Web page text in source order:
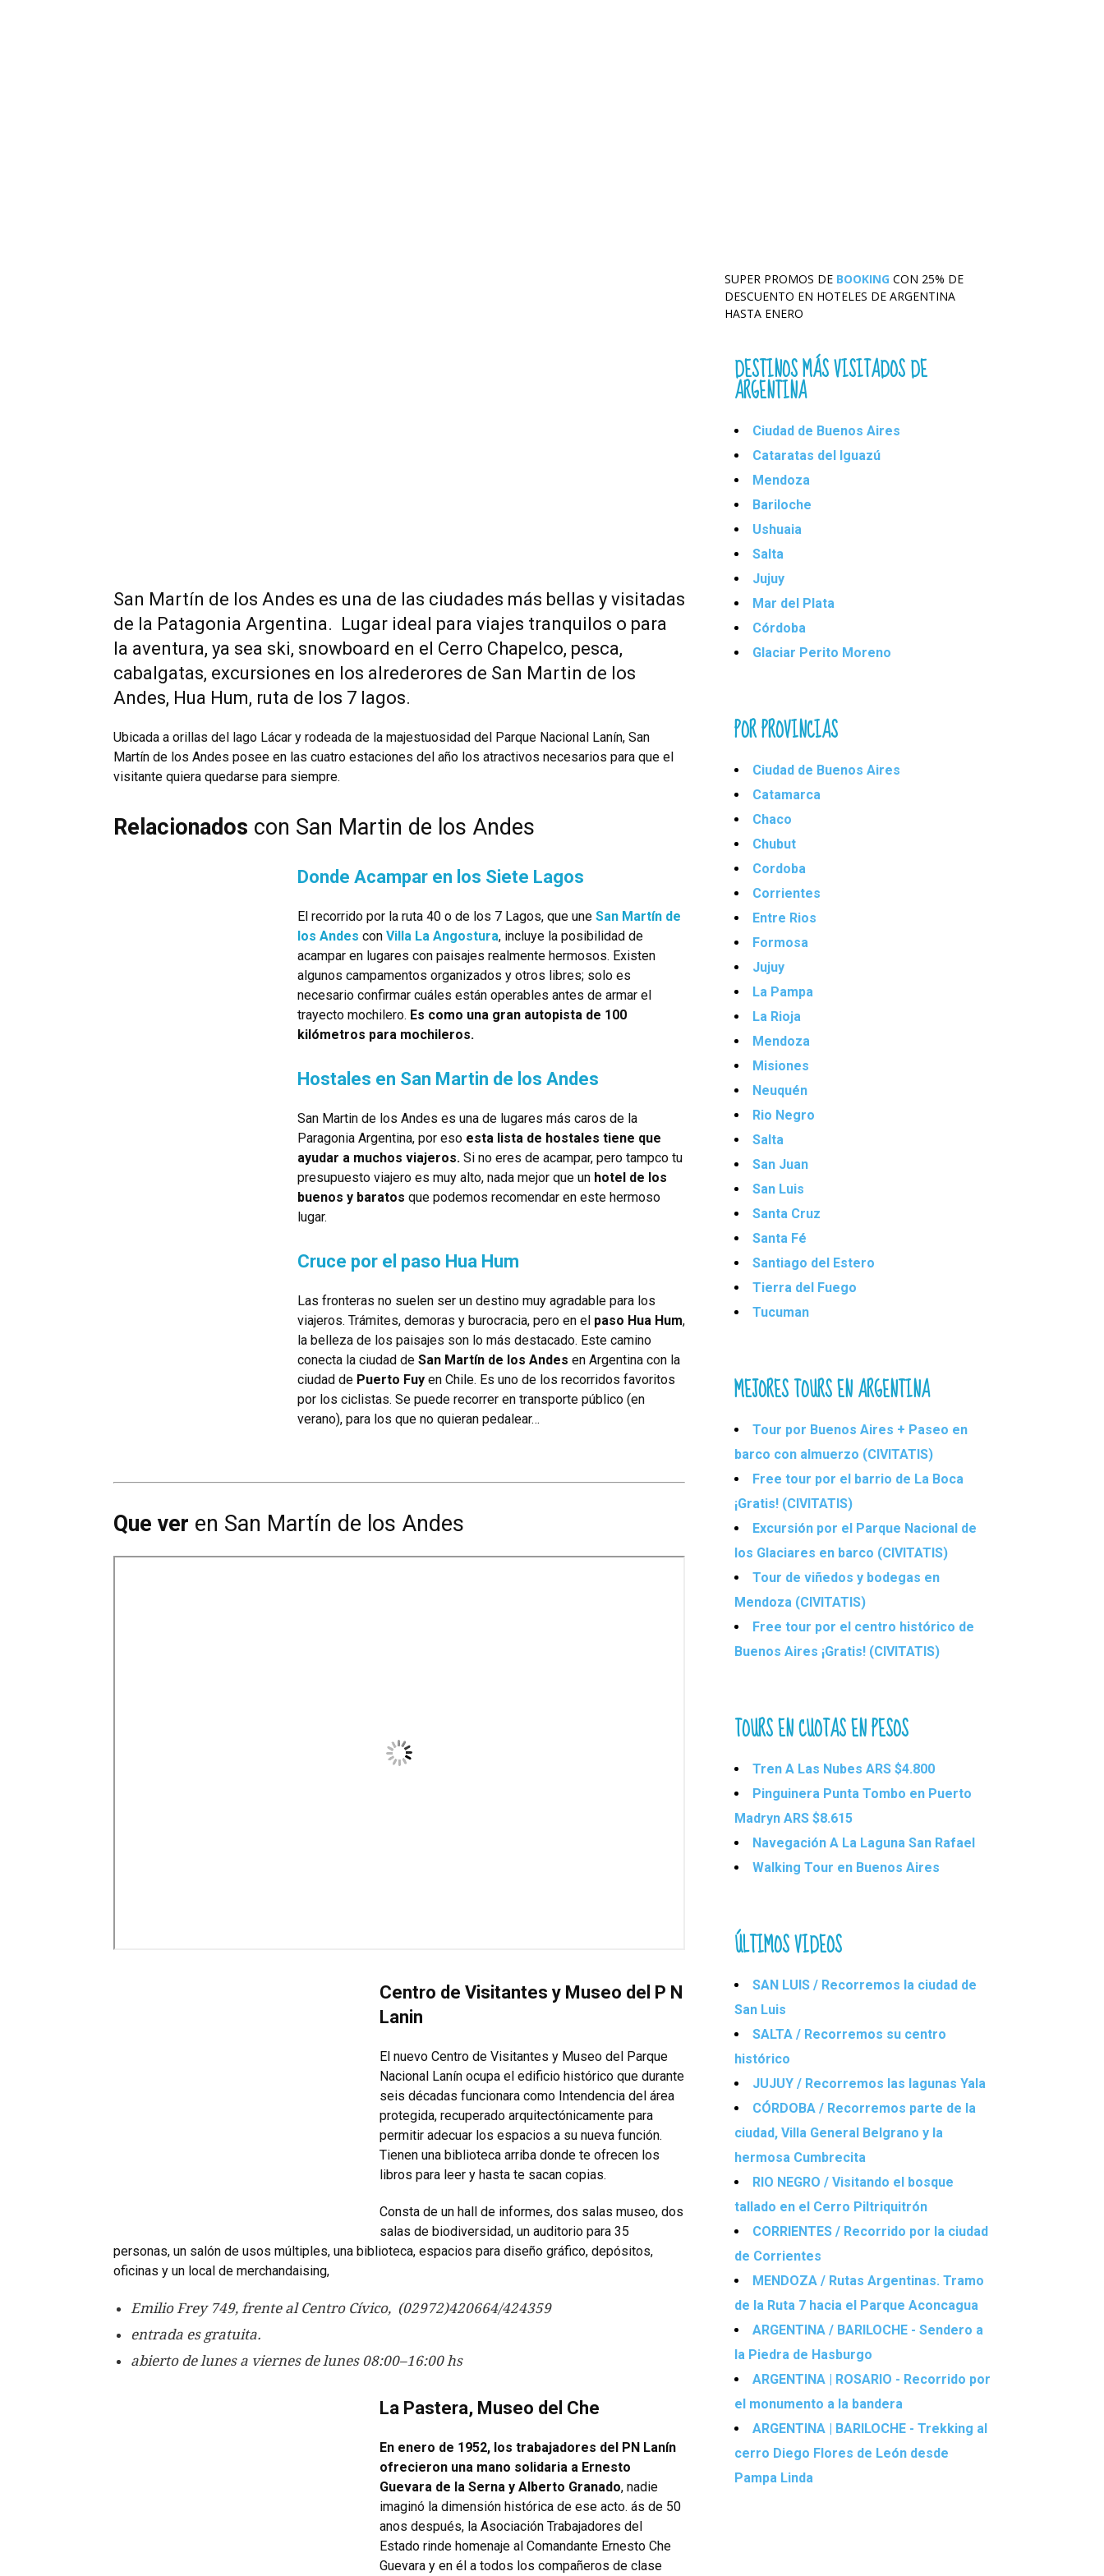
San Martín de los Andes es una de las ciudades más bellas y visitadas
de la Patagonia Argentina. Lugar ideal para viajes tranquilos o para
la aventura, ya sea ski, snowboard en el Cerro Chapelco, pesca,
cabalgatas, excursiones en los alrederores de San Martin de los
Andes, Hua Hum, ruta de los 7 lagos.
Ubicada a orillas del lago Lácar y rodeada de la majestuosidad del Parque Nacional Lanín, San
Martín de los Andes posee en las cuatro estaciones del año los atractivos necesarios para que el
visitante quiera quedarse para siempre.
Relacionados con San Martin de los Andes
Donde Acampar en los Siete Lagos
El recorrido por la ruta 40 o de los 7 Lagos, que une San Martín de
los Andes con Villa La Angostura, incluye la posibilidad de
acampar en lugares con paisajes realmente hermosos. Existen
algunos campamentos organizados y otros libres; solo es
necesario confirmar cuáles están operables antes de armar el
trayecto mochilero. Es como una gran autopista de 100
kilómetros para mochileros.
Hostales en San Martin de los Andes
San Martin de los Andes es una de lugares más caros de la
Paragonia Argentina, por eso esta lista de hostales tiene que
ayudar a muchos viajeros. Si no eres de acampar, pero tampco tu
presupuesto viajero es muy alto, nada mejor que un hotel de los
buenos y baratos que podemos recomendar en este hermoso
lugar.
Cruce por el paso Hua Hum
Las fronteras no suelen ser un destino muy agradable para los
viajeros. Trámites, demoras y burocracia, pero en el paso Hua Hum,
la belleza de los paisajes son lo más destacado. Este camino
conecta la ciudad de San Martín de los Andes en Argentina con la
ciudad de Puerto Fuy en Chile. Es uno de los recorridos favoritos
por los ciclistas. Se puede recorrer en transporte público (en
verano), para los que no quieran pedalear…
Que ver en San Martín de los Andes
Centro de Visitantes y Museo del P N
Lanin
El nuevo Centro de Visitantes y Museo del Parque
Nacional Lanín ocupa el edificio histórico que durante
seis décadas funcionara como Intendencia del área
protegida, recuperado arquitectónicamente para
permitir adecuar los espacios a su nueva función.
Tienen una biblioteca arriba donde te ofrecen los
libros para leer y hasta te sacan copias.
Consta de un hall de informes, dos salas museo, dos
salas de biodiversidad, un auditorio para 35
personas, un salón de usos múltiples, una biblioteca, espacios para diseño gráfico, depósitos,
oficinas y un local de merchandaising,
Emilio Frey 749, frente al Centro Cívico, (02972)420664/424359
entrada es gratuita.
abierto de lunes a viernes de lunes 08:00–16:00 hs
La Pastera, Museo del Che
En enero de 1952, los trabajadores del PN Lanín
ofrecieron una mano solidaria a Ernesto
Guevara de la Serna y Alberto Granado, nadie
imaginó la dimensión histórica de ese acto. ás de 50
anos después, la Asociación Trabajadores del
Estado rinde homenaje al Comandante Ernesto Che
Guevara y en él a todos los compañeros de clase
SUPER PROMOS DE BOOKING CON 25% DE
DESCUENTO EN HOTELES DE ARGENTINA
HASTA ENERO
DESTINOS MÁS VISITADOS DE
ARGENTINA
Ciudad de Buenos Aires
Cataratas del Iguazú
Mendoza
Bariloche
Ushuaia
Salta
Jujuy
Mar del Plata
Córdoba
Glaciar Perito Moreno
POR PROVINCIAS
Ciudad de Buenos Aires
Catamarca
Chaco
Chubut
Cordoba
Corrientes
Entre Rios
Formosa
Jujuy
La Pampa
La Rioja
Mendoza
Misiones
Neuquén
Rio Negro
Salta
San Juan
San Luis
Santa Cruz
Santa Fé
Santiago del Estero
Tierra del Fuego
Tucuman
MEJORES TOURS EN ARGENTINA
Tour por Buenos Aires + Paseo en
barco con almuerzo (CIVITATIS)
Free tour por el barrio de La Boca
¡Gratis! (CIVITATIS)
Excursión por el Parque Nacional de
los Glaciares en barco (CIVITATIS)
Tour de viñedos y bodegas en
Mendoza (CIVITATIS)
Free tour por el centro histórico de
Buenos Aires ¡Gratis! (CIVITATIS)
TOURS EN CUOTAS EN PESOS
Tren A Las Nubes ARS $4.800
Pinguinera Punta Tombo en Puerto
Madryn ARS $8.615
Navegación A La Laguna San Rafael
Walking Tour en Buenos Aires
ÚLTIMOS VIDEOS
SAN LUIS / Recorremos la ciudad de
San Luis
SALTA / Recorremos su centro
histórico
JUJUY / Recorremos las lagunas Yala
CÓRDOBA / Recorremos parte de la
ciudad, Villa General Belgrano y la
hermosa Cumbrecita
RIO NEGRO / Visitando el bosque
tallado en el Cerro Piltriquitrón
CORRIENTES / Recorrido por la ciudad
de Corrientes
MENDOZA / Rutas Argentinas. Tramo
de la Ruta 7 hacia el Parque Aconcagua
ARGENTINA / BARILOCHE - Sendero a
la Piedra de Hasburgo
ARGENTINA | ROSARIO - Recorrido por
el monumento a la bandera
ARGENTINA | BARILOCHE - Trekking al
cerro Diego Flores de León desde
Pampa Linda